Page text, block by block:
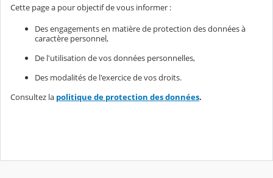
Cette page a pour objectif de vous informer :
Des engagements en matière de protection des données à
caractère personnel,
De l'utilisation de vos données personnelles,
Des modalités de l'exercice de vos droits.
Consultez la politique de protection des données.